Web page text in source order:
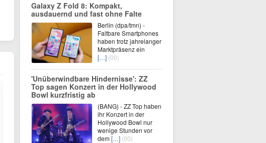
Galaxy Z Fold 8: Kompakt,
ausdauernd und fast ohne Falte
Berlin (dpa/tmn) -
Faltbare Smartphones
haben trotz jahrelanger
Marktpräsenz ein
[…] (00)
'Unüberwindbare Hindernisse': ZZ
Top sagen Konzert in der Hollywood
Bowl kurzfristig ab
(BANG) - ZZ Top haben
ihr Konzert in der
Hollywood Bowl nur
wenige Stunden vor
dem[…] (00)